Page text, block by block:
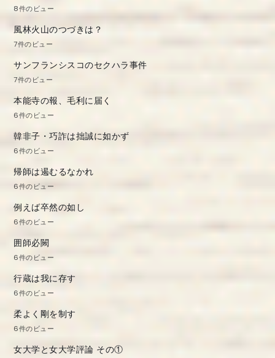
8件のビュー
風林火山のつづきは？
7件のビュー
サンフランシスコのセクハラ事件
7件のビュー
本能寺の報、毛利に届く
6件のビュー
韓非子・巧詐は拙誠に如かず
6件のビュー
帰師は遏むるなかれ
6件のビュー
例えば卒然の如し
6件のビュー
囲師必闕
6件のビュー
行蔵は我に存す
6件のビュー
柔よく剛を制す
6件のビュー
女大学と女大学評論 その①